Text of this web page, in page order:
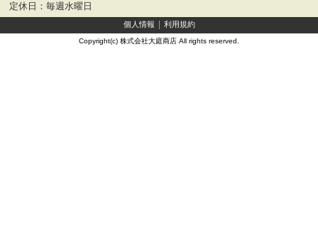
定休日：毎週水曜日
個人情報 利用規約
Copyright(c) 株式会社大庭商店 All rights reserved.